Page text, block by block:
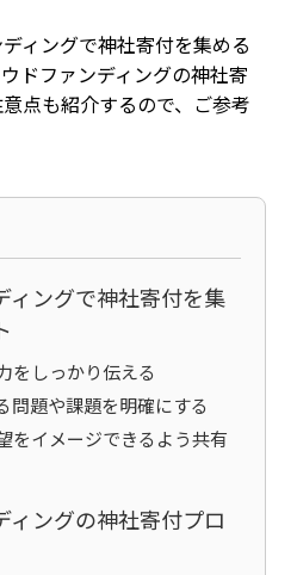
ィングで神社寄付を集める
ドファンディングの神社寄
点も紹介するので、ご参考
ィングで神社寄付を集
をしっかり伝える
問題や課題を明確にする
をイメージできるよう共有
ィングの神社寄付プロ